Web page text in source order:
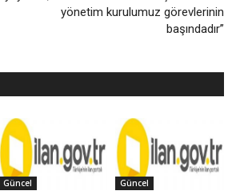
yönetim kurulumuz görevlerinin
başındadır”
Güncel Güncel